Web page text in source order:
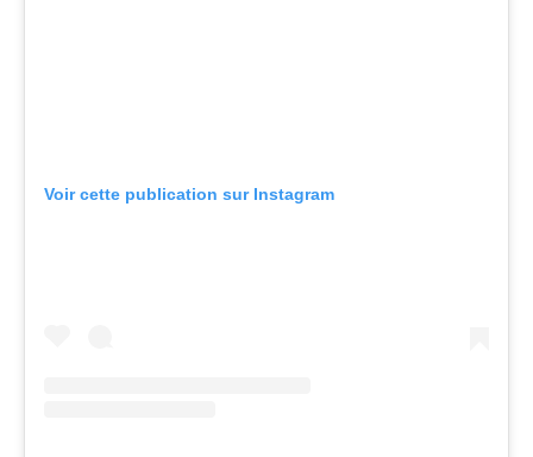
Voir cette publication sur Instagram